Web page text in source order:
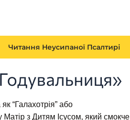
Читання Неусипаної Псалтирі
“Галахотрія” або
з Дитям Ісусом, який смокче